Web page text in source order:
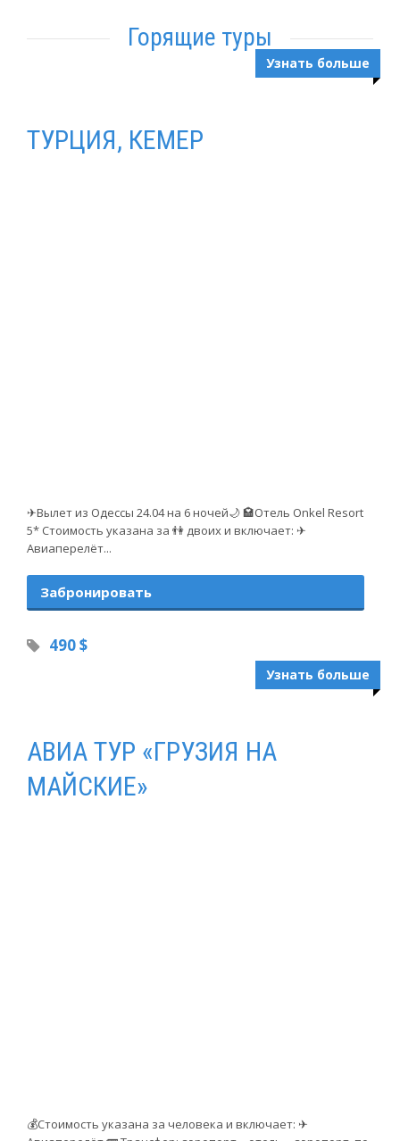
Горящие туры
Узнать больше
ТУРЦИЯ, КЕМЕР
✈Вылет из Одессы 24.04 на 6 ночей🌙 🏩Отель Onkel Resort
5* Стоимость указана за 👫 двоих и включает: ✈
Авиаперелёт...
Забронировать
490 $
Узнать больше
АВИА ТУР «ГРУЗИЯ НА
МАЙСКИЕ»
💰Стоимость указана за человека и включает: ✈